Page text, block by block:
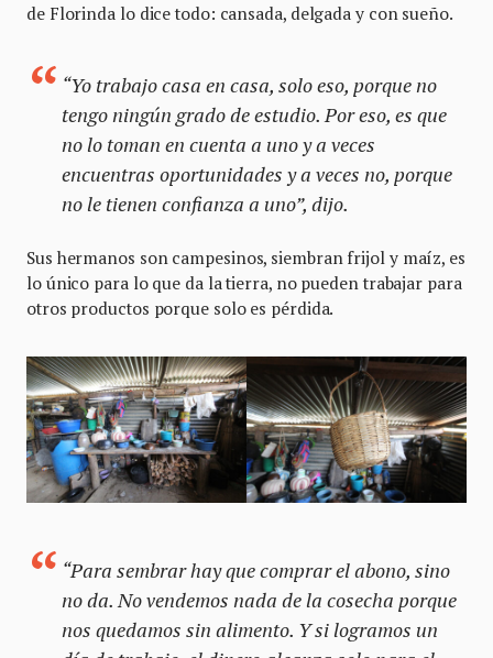
de Florinda lo dice todo: cansada, delgada y con sueño.
“Yo trabajo casa en casa, solo eso, porque no
tengo ningún grado de estudio. Por eso, es que
no lo toman en cuenta a uno y a veces
encuentras oportunidades y a veces no, porque
no le tienen confianza a uno”, dijo.
Sus hermanos son campesinos, siembran frijol y maíz, es
lo único para lo que da la tierra, no pueden trabajar para
otros productos porque solo es pérdida.
“Para sembrar hay que comprar el abono, sino
no da. No vendemos nada de la cosecha porque
nos quedamos sin alimento. Y si logramos un